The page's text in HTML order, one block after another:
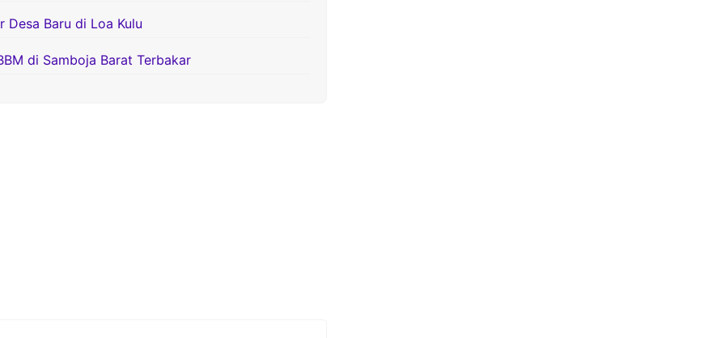
Desa Baru di Loa Kulu
di Samboja Barat Terbakar